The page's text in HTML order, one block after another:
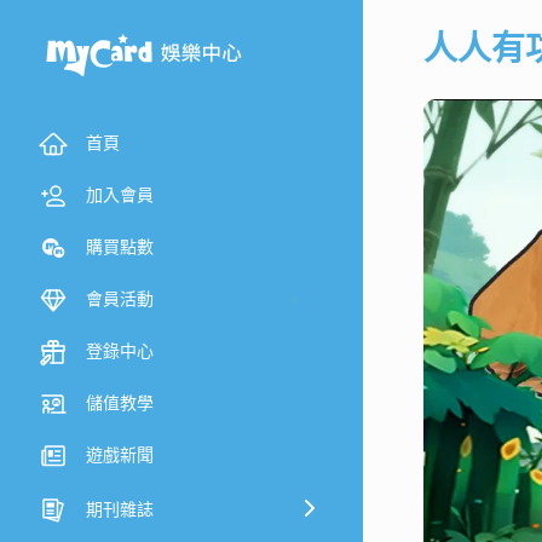
首頁
加入會員
購買點數
會員活動
登錄中心
儲值教學
遊戲新聞
期刊雜誌
人人有